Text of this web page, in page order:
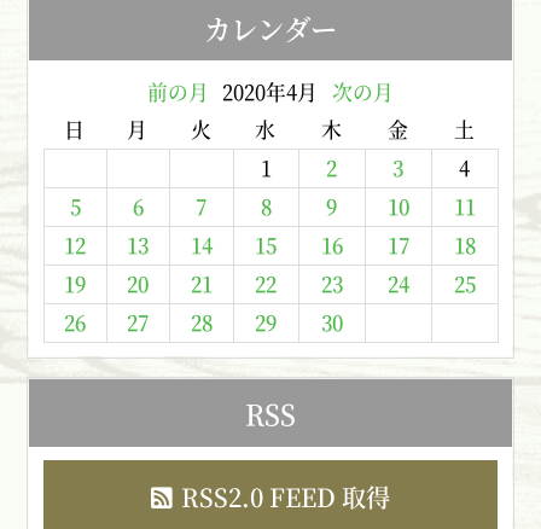
カレンダー
前の月 2020年4月
次の月
日
月 火 水 木 金
土
1
2 3
4
5
6 7 8 9 10
11
12
13 14 15 16 17
18
19
20 21 22 23 24
25
26
27 28 29 30
RSS
RSS2.0 FEED 取得